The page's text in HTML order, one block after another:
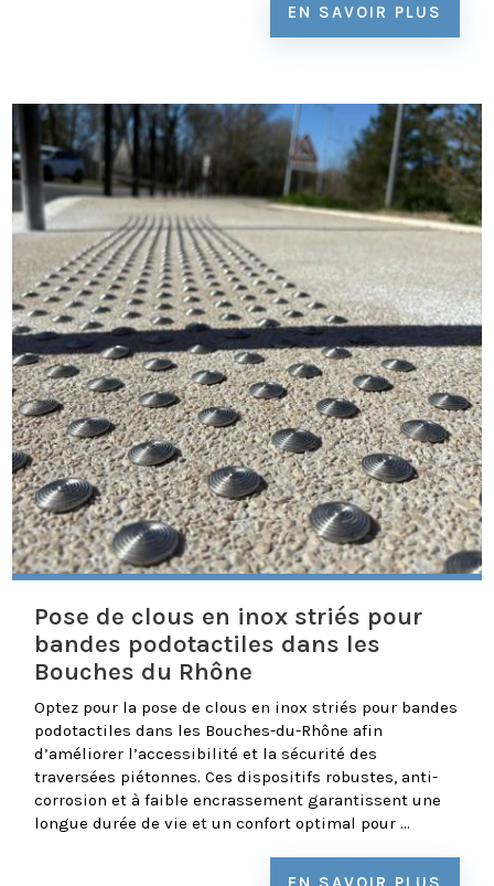
EN SAVOIR PLUS
Pose de clous en inox striés pour
bandes podotactiles dans les
Bouches du Rhône
Optez pour la pose de clous en inox striés pour bandes
podotactiles dans les Bouches-du-Rhône afin
d’améliorer l’accessibilité et la sécurité des
traversées piétonnes. Ces dispositifs robustes, anti-
corrosion et à faible encrassement garantissent une
longue durée de vie et un confort optimal pour ...